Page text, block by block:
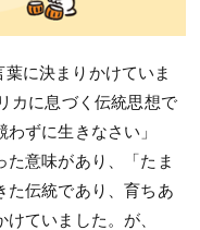
に決まりかけていま
カに息づく伝統思想で
ずに生きなさい」
た意味があり、「たま
た伝統であり、育ちあ
ていました。が、